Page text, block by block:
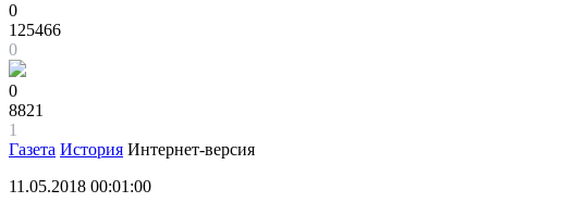
0
125466
0
0
8821
1
Газета История Интернет-версия
11.05.2018 00:01:00